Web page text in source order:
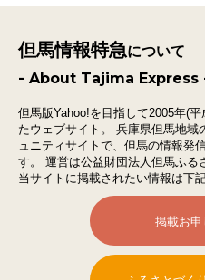
但馬情報特急について
- About Tajima Express
但馬版Yahoo!を目指して2005年(
たウェブサイト。
兵庫県但馬地域
ュニティサイトで、 但馬の情報発
す。
運営は公益財団法人但馬ふる
当サイトに掲載されたい情報は下
掲載お申